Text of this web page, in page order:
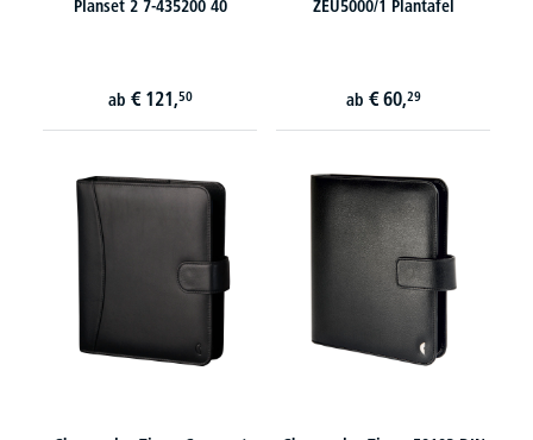
Planset 2 7-435200 40
ab € 121,50
ZEU5000/1 Plantafel
ab € 60,29